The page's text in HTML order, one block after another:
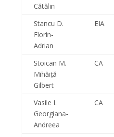
Cătălin
Stancu D.
Florin-
Adrian
EIA
Stoican M.
Mihăiţă-
Gilbert
CA
Vasile I.
Georgiana-
Andreea
CA